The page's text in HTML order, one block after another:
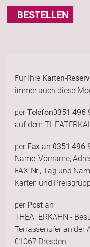
BESTELLEN
Für Ihre Karten-
immer auch diese
perTelefon0351 496
auf dem
per Fax an 0351 496
Name, Vorname,
FAX-Nr., Tag und
Karten und
per Post an
THEATERKAHN -
Terrassenufer an der
01067 Dresden